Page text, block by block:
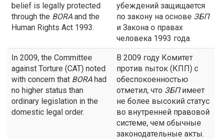
belief is legally protected
through the BORAand the
Human Rights Act 1993.
убеждений защищается
по закону на основе ЗБП
и Закона о правах
человека 1993 года.
In 2009, the Committee
against Torture (CAT) noted
with concern that BORAhad
no higher status than
ordinary legislation in the
domestic legal order.
В 2009 году Комитет
против пыток (КПП) с
обеспокоенностью
отметил, что ЗБПимеет
не более высокий статус
во внутренней правовой
системе, чем обычные
законодательные акты.